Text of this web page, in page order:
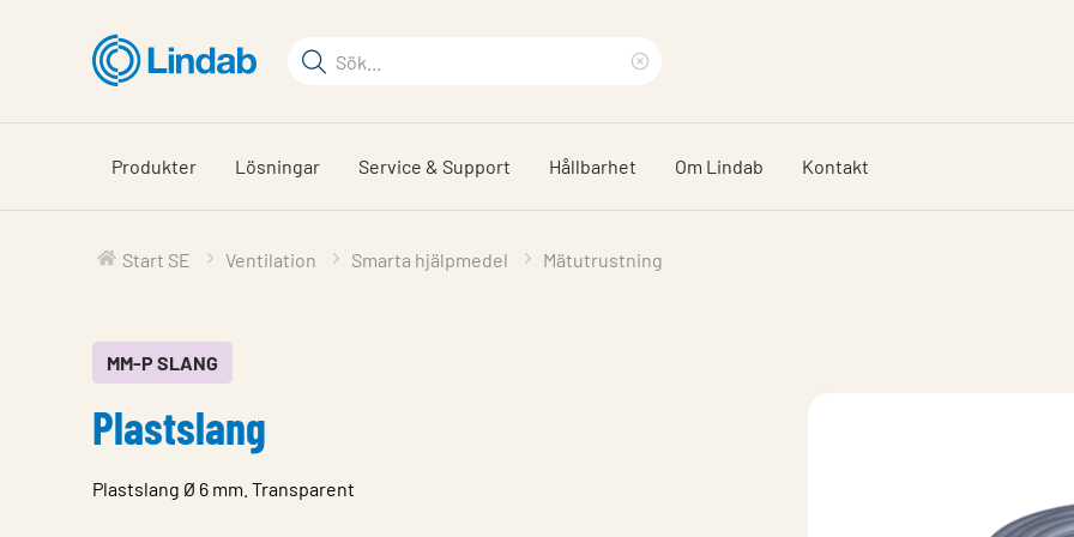
huvudinnehållet
Sökord
på
sajten
sökfras
Produkter Lösningar Service & Support Hållbarhet Om Lindab Kontakt
Start SE Ventilation Smarta hjälpmedel Mätutrustning
MM-P SLANG
Plastslang
Plastslang Ø 6 mm. Transparent